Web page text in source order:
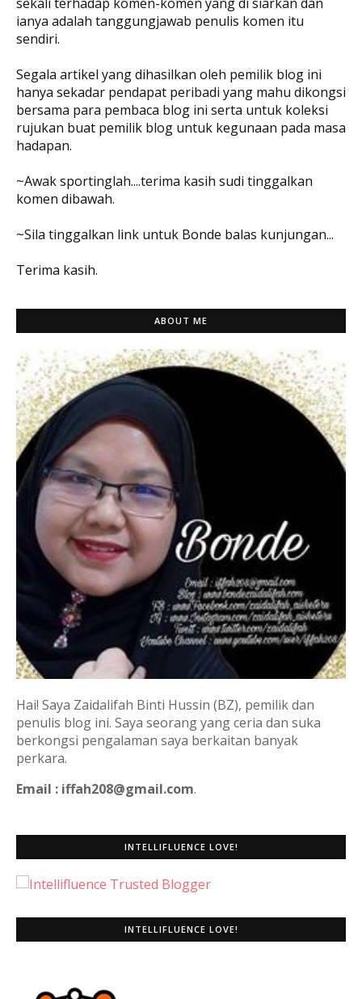
sekali terhadap komen-komen yang di siarkan dan
ianya adalah tanggungjawab penulis komen itu
sendiri.
Segala artikel yang dihasilkan oleh pemilik blog ini
hanya sekadar pendapat peribadi yang mahu dikongsi
bersama para pembaca blog ini serta untuk koleksi
rujukan buat pemilik blog untuk kegunaan pada masa
hadapan.
~Awak sportinglah....terima kasih sudi tinggalkan
komen dibawah.
~Sila tinggalkan link untuk Bonde balas kunjungan...
Terima kasih.
ABOUT ME
Hai! Saya Zaidalifah Binti Hussin (BZ), pemilik dan
penulis blog ini. Saya seorang yang ceria dan suka
berkongsi pengalaman saya berkaitan banyak
perkara.
Email : iffah208@gmail.com.
INTELLIFLUENCE LOVE!
INTELLIFLUENCE LOVE!